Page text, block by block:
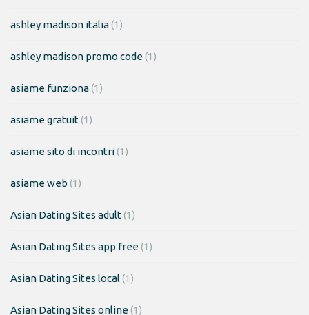
ashley madison italia(1)
ashley madison promo code(1)
asiame funziona(1)
asiame gratuit(1)
asiame sito di incontri(1)
asiame web (1)
Asian Dating Sites adult(1)
Asian Dating Sites app free(1)
Asian Dating Sites local (1)
Asian Dating Sites online(1)